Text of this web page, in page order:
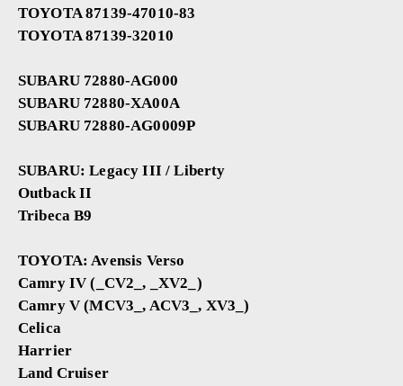
TOYOTA 87139-47010-83
TOYOTA 87139-32010
SUBARU 72880-AG000
SUBARU 72880-XA00A
SUBARU 72880-AG0009P
SUBARU: Legacy III / Liberty
Outback II
Tribeca B9
TOYOTA: Avensis Verso
Camry IV (_CV2_, _XV2_)
Camry V (MCV3_, ACV3_, XV3_)
Celica
Harrier
Land Cruiser